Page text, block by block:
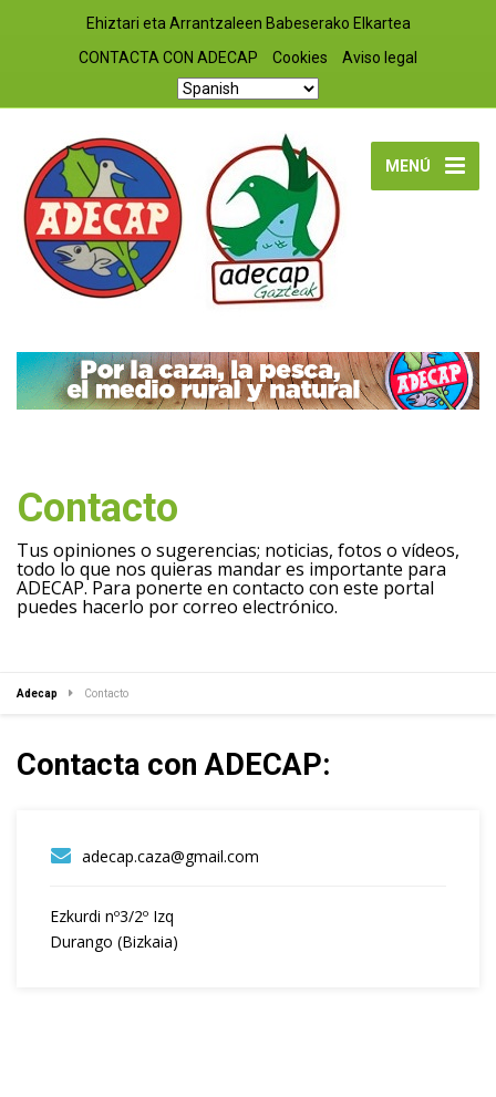
Ehiztari eta Arrantzaleen Babeserako Elkartea
CONTACTA CON ADECAP
Cookies Aviso legal
MENÚ
Contacto
Tus opiniones o sugerencias; noticias, fotos o vídeos,
todo lo que nos quieras mandar es importante para
ADECAP. Para ponerte en contacto con este portal
puedes hacerlo por correo electrónico.
Adecap Contacto
Contacta con ADECAP:
adecap.caza@gmail.com
Ezkurdi nº3/2º Izq
Durango (Bizkaia)